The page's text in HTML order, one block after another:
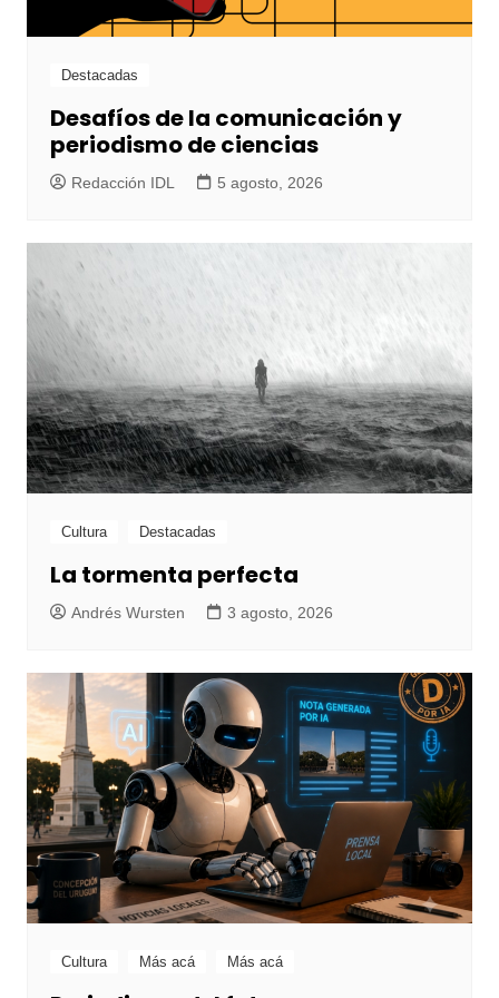
Destacadas
Desafíos de la comunicación y
periodismo de ciencias
Redacción IDL 5 agosto, 2026
Cultura Destacadas
La tormenta perfecta
Andrés Wursten 3 agosto, 2026
Cultura Más acá Más acá